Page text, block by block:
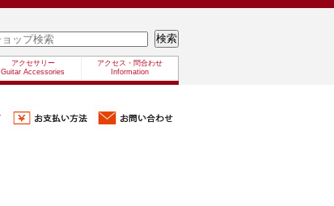
アクセサリー
Guitar Accessories
アクセス・問合わせ
Information